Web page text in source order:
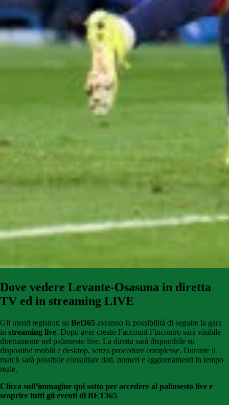
Dove vedere Levante-Osasuna in diretta
TV ed in streaming LIVE
Gli utenti registrati su Bet365 avranno la possibilità di seguire la gara
in streaming live. Dopo aver creato l’account l’incontro sarà visibile
direttamente nel palinsesto live. La diretta sarà disponibile su
dispositivi mobili e desktop, senza procedure complesse. Durante il
match sarà possibile consultare dati, numeri e aggiornamenti in tempo
reale.
Clicca sull’immagine qui sotto per accedere al palinsesto live e
scoprire tutti gli eventi di BET365